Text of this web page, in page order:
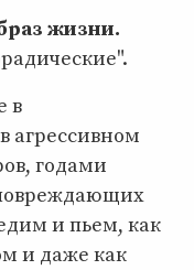
жизни.
в
агрессивном
годами
и пьем, как
и даже как